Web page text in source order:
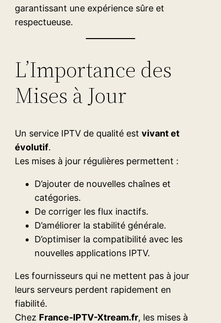
garantissant une expérience sûre et
respectueuse.
L’Importance des
Mises à Jour
Un service IPTV de qualité estvivant et
évolutif.
Les mises à jour régulières permettent :
D’ajouter de nouvelles chaînes et
catégories.
De corriger les flux inactifs.
D’améliorer la stabilité générale.
D’optimiser la compatibilité avec les
nouvelles applications IPTV.
Les fournisseurs qui ne mettent pas à jour
leurs serveurs perdent rapidement en
fiabilité.
Chez France-IPTV-Xtream.fr, les mises à